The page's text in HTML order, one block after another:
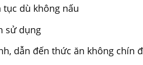
dù không nấu
sử dụng
dẫn đến thức ăn không chín